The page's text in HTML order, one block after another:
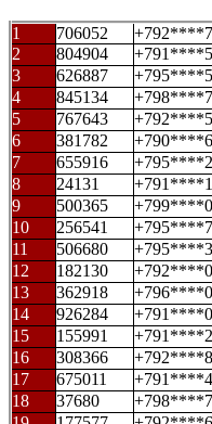
1 706052
2
804904
3
626887
4
845134
5
767643
6
381782
7
655916
8
24131
9
500365
10
256541
11
506680
12
182130
13
362918
14
926284
15
155991
16
308366
17
675011
18
37680